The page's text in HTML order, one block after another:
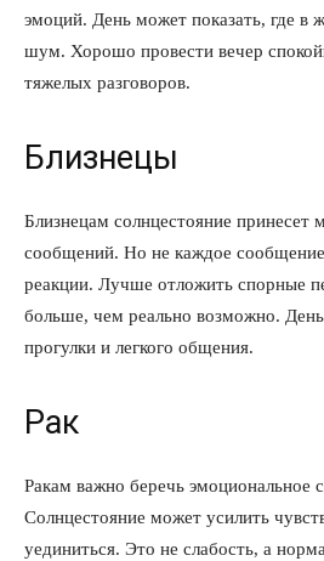
эмоций. День может показать, где в
шум. Хорошо провести вечер
тяжелых разговоров.
Близнецы
Близнецам солнцестояние принесет
сообщений. Но не каждое
реакции. Лучше отложить спорные
больше, чем реально возможно.
прогулки и легкого общения.
Рак
Ракам важно беречь эмоциональное
Солнцестояние может усилить
уединиться. Это не слабость, а